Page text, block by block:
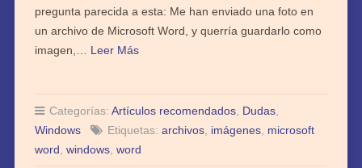
pregunta parecida a esta: Me han enviado una foto en
un archivo de Microsoft Word, y querría guardarlo como
imagen,… Leer Más
Categorías: Artículos recomendados, Dudas,
Windows
Etiquetas: archivos, imágenes, microsoft
word windows, word